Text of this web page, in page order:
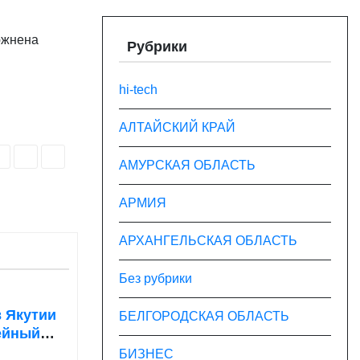
Якутии
Рубрики
hi-tech
АЛТАЙСКИЙ КРАЙ
АМУРСКАЯ ОБЛАСТЬ
АРМИЯ
АРХАНГЕЛЬСКАЯ ОБЛАСТЬ
Без рубрики
БЕЛГОРОДСКАЯ ОБЛАСТЬ
БИЗНЕС